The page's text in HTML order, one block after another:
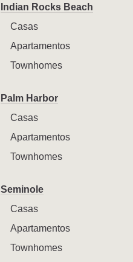
Indian Rocks Beach
Casas
Apartamentos
Townhomes
Palm Harbor
Casas
Apartamentos
Townhomes
Seminole
Casas
Apartamentos
Townhomes